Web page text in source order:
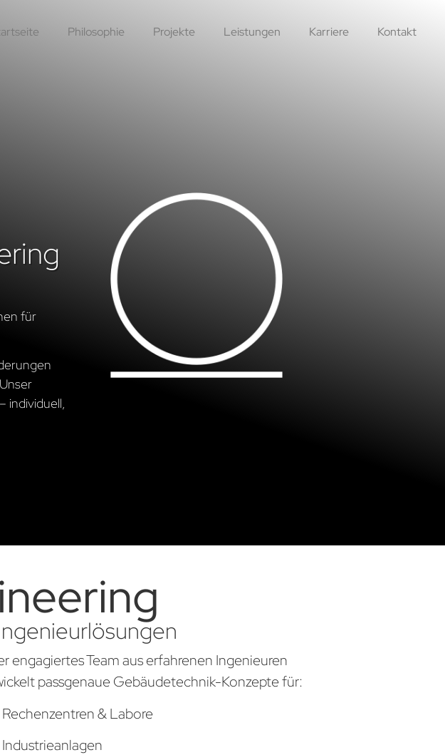
Philosophie Projekte Leistungen Karriere Kontakt
für
individuell,
engagiertes Team aus erfahrenen Ingenieuren
passgenaue Gebäudetechnik-Konzepte für:
Rechenzentren & Labore
Industrieanlagen